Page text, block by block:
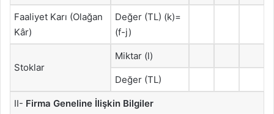
Faaliyet Karı (Olağan
Kâr)
Değer (TL) (k)=
(f-j)
Stoklar
Miktar (l)
Değer (TL)
II- Firma Geneline İlişkin Bilgiler